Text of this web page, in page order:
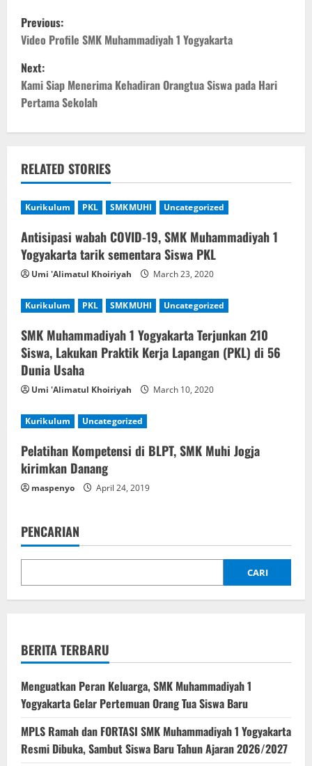
P
o
s
t
n
a
v
i
g
a
t
i
o
n
Previous:
Video Profile SMK Muhammadiyah 1 Yogyakarta
Next:
Kami Siap Menerima Kehadiran Orangtua Siswa pada Hari
Pertama Sekolah
RELATED STORIES
Kurikulum PKL SMKMUHI Uncategorized
Antisipasi wabah COVID-19, SMK Muhammadiyah 1
Yogyakarta tarik sementara Siswa PKL
Umi 'Alimatul Khoiriyah March 23, 2020
Kurikulum PKL SMKMUHI Uncategorized
SMK Muhammadiyah 1 Yogyakarta Terjunkan 210
Siswa, Lakukan Praktik Kerja Lapangan (PKL) di 56
Dunia Usaha
Umi 'Alimatul Khoiriyah March 10, 2020
Kurikulum Uncategorized
Pelatihan Kompetensi di BLPT, SMK Muhi Jogja
kirimkan Danang
maspenyo April 24, 2019
PENCARIAN
CARI
BERITA TERBARU
Menguatkan Peran Keluarga, SMK Muhammadiyah 1
Yogyakarta Gelar Pertemuan Orang Tua Siswa Baru
MPLS Ramah dan FORTASI SMK Muhammadiyah 1 Yogyakarta
Resmi Dibuka, Sambut Siswa Baru Tahun Ajaran 2026/2027